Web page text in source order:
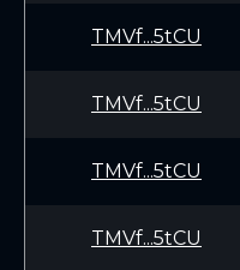
TMVf...5tCU
TMVf...5tCU
TMVf...5tCU
TMVf...5tCU